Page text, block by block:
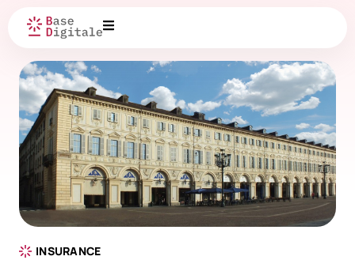
INSURANCE